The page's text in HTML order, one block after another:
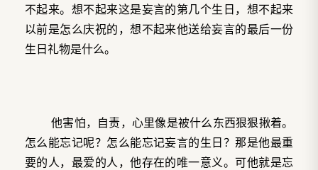
不起来。想不起来这是妄言的第几个生日，想不起来
以前是怎么庆祝的，想不起来他送给妄言的最后一份
生日礼物是什么。
他害怕，自责，心里像是被什么东西狠狠揪着。
怎么能忘记呢？怎么能忘记妄言的生日？那是他最重
要的人，最爱的人，他存在的唯一意义。可他就是忘